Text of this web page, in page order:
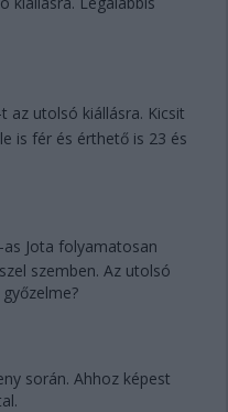
az utolsó kiállásra. Kicsit
is fér és érthető is 23 és
Jota folyamatosan
szemben. Az utolsó
során. Ahhoz képest